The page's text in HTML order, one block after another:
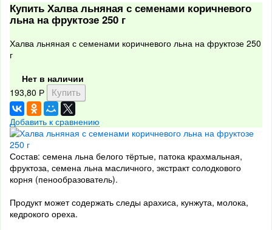
Купить Халва льняная с семенами коричневого
льна на фруктозе 250 г
Халва льняная с семенами коричневого льна на фруктозе 250
г
Нет в наличии
193,80 Р
Добавить к сравнению
Состав: семена льна белого тёртые, патока крахмальная,
фруктоза, семена льна масличного, экстракт солодкового
корня (пенообразователь).
Продукт может содержать следы арахиса, кунжута, молока,
кедрокого ореха.